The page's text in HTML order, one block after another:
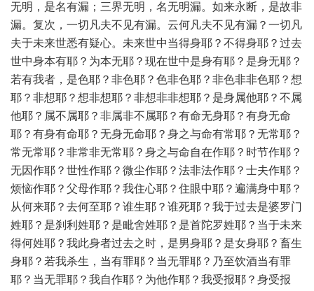
无明，是名有漏；三界无明，名无明漏。如来永断，是故非
漏。复次，一切凡夫不见有漏。云何凡夫不见有漏？一切凡
夫于未来世悉有疑心。未来世中当得身耶？不得身耶？过去
世中身本有耶？为本无耶？现在世中是身有耶？是身无耶？
若有我者，是色耶？非色耶？色非色耶？非色非非色耶？想
耶？非想耶？想非想耶？非想非非想耶？是身属他耶？不属
他耶？属不属耶？非属非不属耶？有命无身耶？有身无命
耶？有身有命耶？无身无命耶？身之与命有常耶？无常耶？
常无常耶？非常非无常耶？身之与命自在作耶？时节作耶？
无因作耶？世性作耶？微尘作耶？法非法作耶？士夫作耶？
烦恼作耶？父母作耶？我住心耶？住眼中耶？遍满身中耶？
从何来耶？去何至耶？谁生耶？谁死耶？我于过去是婆罗门
姓耶？是刹利姓耶？是毗舍姓耶？是首陀罗姓耶？当于未来
得何姓耶？我此身者过去之时，是男身耶？是女身耶？畜生
身耶？若我杀生，当有罪耶？当无罪耶？乃至饮酒当有罪
耶？当无罪耶？我自作耶？为他作耶？我受报耶？身受报